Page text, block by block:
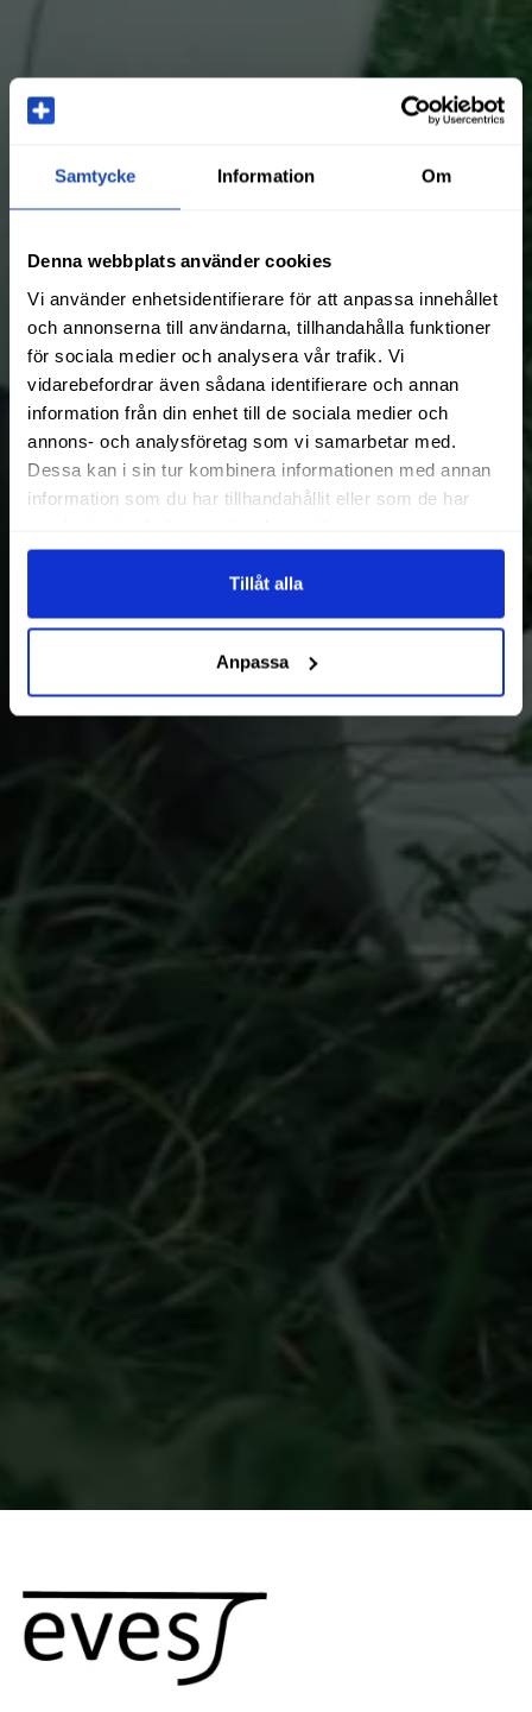
Samtycke Information Om
Denna webbplats använder cookies
Vi använder enhetsidentifierare för att anpassa innehållet
och annonserna till användarna, tillhandahålla funktioner
för sociala medier och analysera vår trafik. Vi
vidarebefordrar även sådana identifierare och annan
information från din enhet till de sociala medier och
annons- och analysföretag som vi samarbetar med.
Dessa kan i sin tur kombinera informationen med annan
information som du har tillhandahållit eller som de har
Tillåt alla
Anpassa